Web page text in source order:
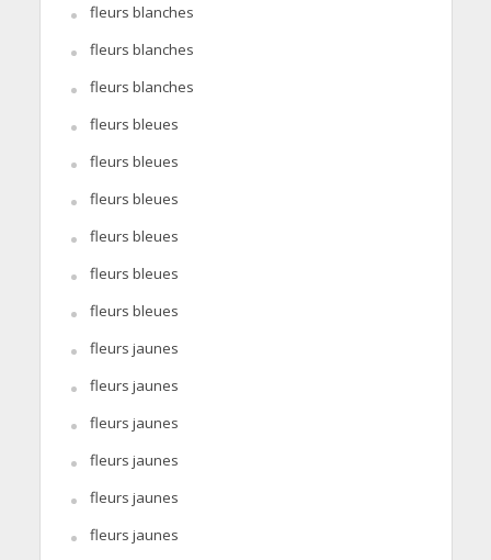
fleurs blanches
fleurs blanches
fleurs blanches
fleurs bleues
fleurs bleues
fleurs bleues
fleurs bleues
fleurs bleues
fleurs bleues
fleurs jaunes
fleurs jaunes
fleurs jaunes
fleurs jaunes
fleurs jaunes
fleurs jaunes